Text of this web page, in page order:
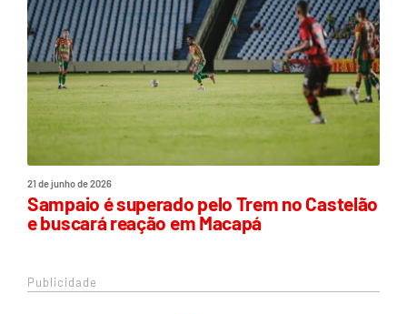
21 de junho de 2026
Sampaio é superado pelo Trem no Castelão
e buscará reação em Macapá
Publicidade